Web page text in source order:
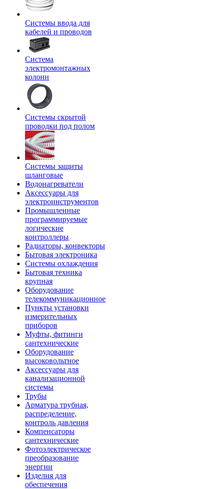
Системы ввода для
кабелей и проводов
Система
электромонтажных
колонн
Системы скрытой
проводки под полом
Системы защиты
шланговые
Водонагреватели
Аксессуары для
электроинструментов
Промышленные
программируемые
логические
контроллеры
Радиаторы, конвекторы
Бытовая электроника
Системы охлаждения
Бытовая техника
крупная
Оборудование
телекоммуникационное
Пункты установки
измерительных
приборов
Муфты, фитинги
сантехнические
Оборудование
высоковольтное
Аксессуары для
канализационной
системы
Трубы
Арматура трубная,
распределение,
контроль давления
Компенсаторы
сантехнические
Фотоэлектрическое
преобразование
энергии
Изделия для
обеспечения